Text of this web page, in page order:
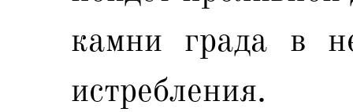
камни града в
истребления.